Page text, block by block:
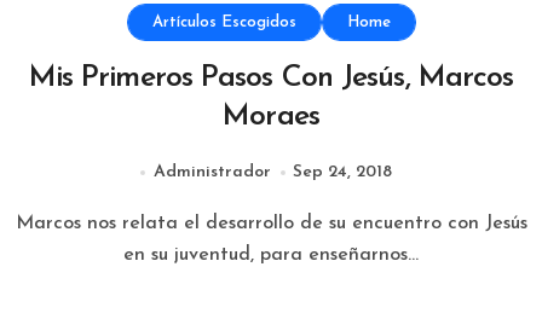
Artículos Escogidos Home
Mis Primeros Pasos Con Jesús, Marcos
Moraes
Administrador Sep 24, 2018
Marcos nos relata el desarrollo de su encuentro con Jesús
en su juventud, para enseñarnos...